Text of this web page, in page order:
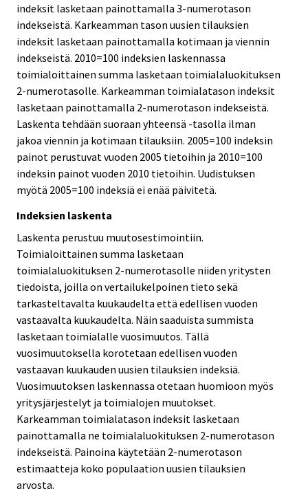
indeksit lasketaan painottamalla 3-numerotason
indekseistä. Karkeamman tason uusien tilauksien
indeksit lasketaan painottamalla kotimaan ja viennin
indekseistä. 2010=100 indeksien laskennassa
toimialoittainen summa lasketaan toimialaluokituksen
2-numerotasolle. Karkeamman toimialatason indeksit
lasketaan painottamalla 2-numerotason indekseistä.
Laskenta tehdään suoraan yhteensä -tasolla ilman
jakoa viennin ja kotimaan tilauksiin. 2005=100 indeksin
painot perustuvat vuoden 2005 tietoihin ja 2010=100
indeksin painot vuoden 2010 tietoihin. Uudistuksen
myötä 2005=100 indeksiä ei enää päivitetä.
Indeksien laskenta
Laskenta perustuu muutosestimointiin.
Toimialoittainen summa lasketaan
toimialaluokituksen 2-numerotasolle niiden yritysten
tiedoista, joilla on vertailukelpoinen tieto sekä
tarkasteltavalta kuukaudelta että edellisen vuoden
vastaavalta kuukaudelta. Näin saaduista summista
lasketaan toimialalle vuosimuutos. Tällä
vuosimuutoksella korotetaan edellisen vuoden
vastaavan kuukauden uusien tilauksien indeksiä.
Vuosimuutoksen laskennassa otetaan huomioon myös
yritysjärjestelyt ja toimialojen muutokset.
Karkeamman toimialatason indeksit lasketaan
painottamalla ne toimialaluokituksen 2-numerotason
indekseistä. Painoina käytetään 2-numerotason
estimaatteja koko populaation uusien tilauksien
arvosta.